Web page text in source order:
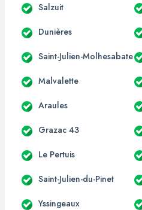
Salzuit
Dunières
Saint-Julien-Molhesabate
Malvalette
Araules
Grazac 43
Le Pertuis
Saint-Julien-du-Pinet
Yssingeaux